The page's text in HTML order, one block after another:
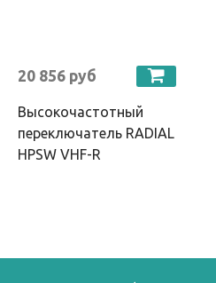
20 856 руб
Высокочастотный
переключатель RADIAL
HPSW VHF-R